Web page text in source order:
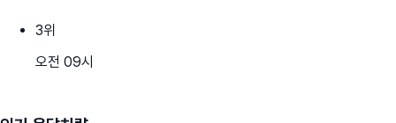
3위
오전 09시